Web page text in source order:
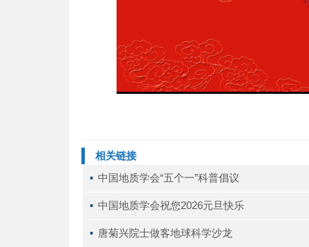
相关链接
▪ 中国地质学会“五个一”科普倡议
▪ 中国地质学会祝您2026元旦快乐
▪ 唐菊兴院士做客地球科学沙龙